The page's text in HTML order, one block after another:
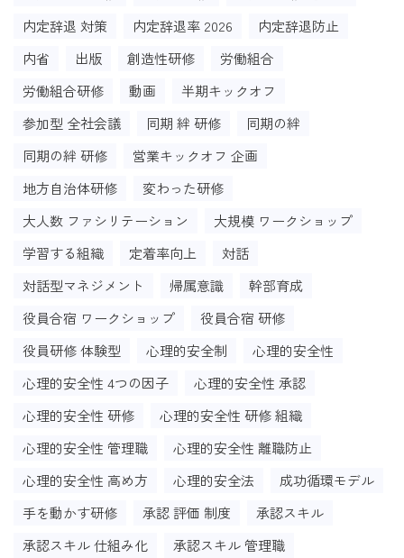
内定辞退 対策
内定辞退率 2026
内定辞退防止
内省
出版 創造性研修
労働組合
労働組合研修
動画
半期キックオフ
参加型 全社会議
同期 絆 研修
同期の絆
同期の絆 研修
営業キックオフ 企画
地方自治体研修
変わった研修
大人数 ファシリテーション
大規模 ワークショップ
学習する組織
定着率向上
対話
対話型マネジメント
帰属意識
幹部育成
役員合宿 ワークショップ
役員合宿 研修
役員研修 体験型
心理的安全制
心理的安全性
心理的安全性 4つの因子
心理的安全性 承認
心理的安全性 研修
心理的安全性 研修 組織
心理的安全性 管理職
心理的安全性 離職防止
心理的安全性 高め方
心理的安全法
成功循環モデル
手を動かす研修
承認 評価 制度
承認スキル
承認スキル 仕組み化
承認スキル 管理職